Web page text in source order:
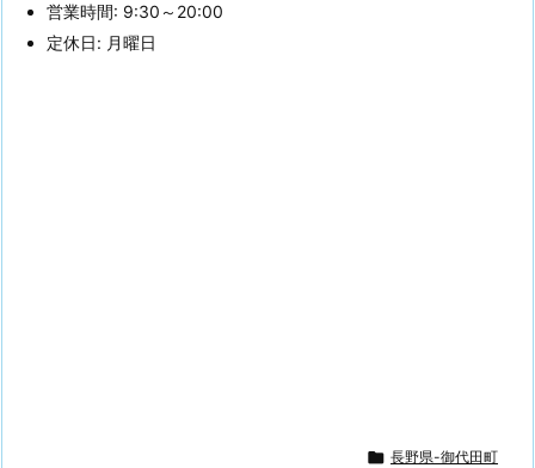
営業時間: 9:30～20:00
定休日: 月曜日
 長野県-御代田町